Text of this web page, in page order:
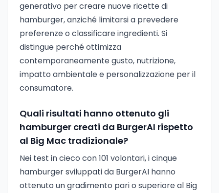
generativo per creare nuove ricette di
hamburger, anziché limitarsi a prevedere
preferenze o classificare ingredienti. Si
distingue perché ottimizza
contemporaneamente gusto, nutrizione,
impatto ambientale e personalizzazione per il
consumatore.
Quali risultati hanno ottenuto gli
hamburger creati da BurgerAI rispetto
al Big Mac tradizionale?
Nei test in cieco con 101 volontari, i cinque
hamburger sviluppati da BurgerAI hanno
ottenuto un gradimento pari o superiore al Big